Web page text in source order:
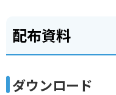
配布資料
ダウンロード